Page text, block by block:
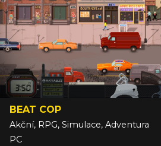
BEAT COP
Akční, RPG, Simulace, Adventura
PC